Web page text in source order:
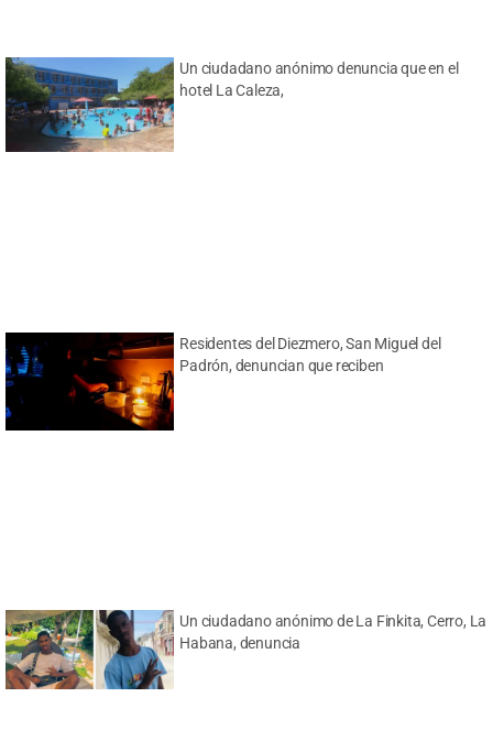
Un ciudadano anónimo denuncia que en el
hotel La Caleza,
Residentes del Diezmero, San Miguel del
Padrón, denuncian que reciben
Un ciudadano anónimo de La Finkita, Cerro, La
Habana, denuncia